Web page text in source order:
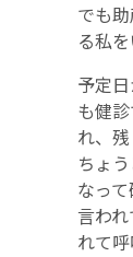
でも
る私
予定
も健
れ、
ちょ
なっ
言わ
れて